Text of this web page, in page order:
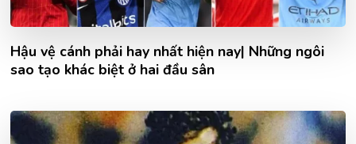
Hậu vệ cánh phải hay nhất hiện nay| Những ngôi
sao tạo khác biệt ở hai đầu sân